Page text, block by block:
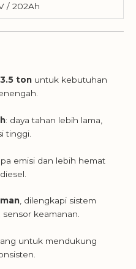
/ 202Ah
ton untuk kebutuhan
: daya tahan lebih lama,
tinggi.
emisi dan lebih hemat
, dilengkapi sistem
keamanan.
untuk mendukung